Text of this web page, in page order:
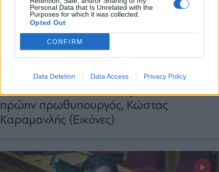
Personal Data that Is Unrelated with the
Purposes for which it was collected.
Opted Out
CONFIRM
Data Deletion Data Access Privacy Policy
ΠΑΡΑΠΟΛΙΤΙΚΑ 03.06.2026 01:31
PARAPOLITIKA NEWSROOM
Αμήχανη στιγμή σε εκδήλωση: Στο ίδιο
τραπέζι Γεωργιάδης, Ανδρουλάκης και
Κωνσταντοπούλου - "Παρών" και ο
πρώην πρωθυπουργός, Κώστας
Καραμανλής (Εικόνες)